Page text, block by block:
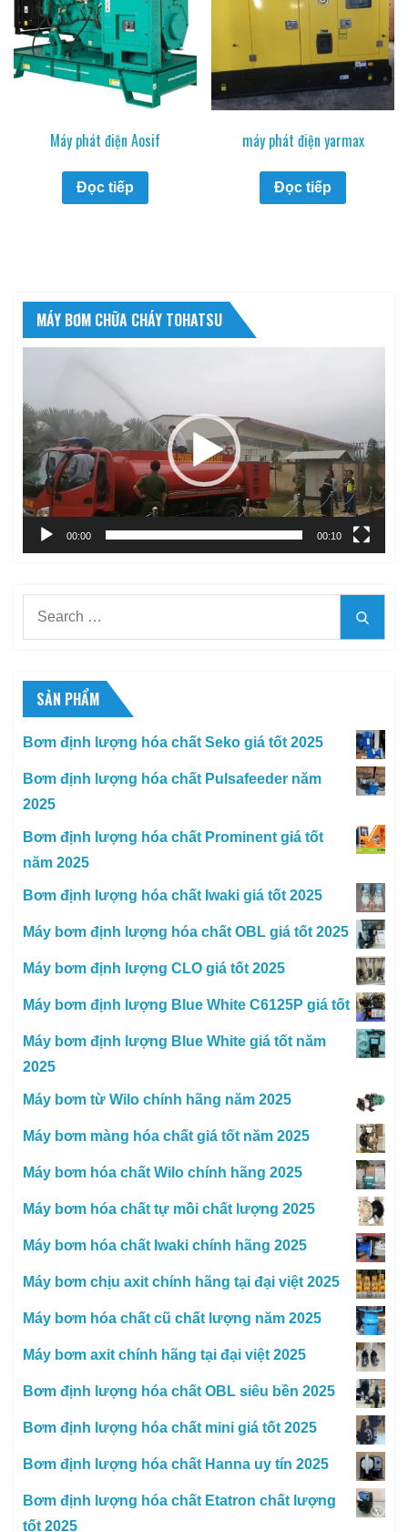
Máy phát điện Aosif
Đọc tiếp
máy phát điện yarmax
Đọc tiếp
MÁY BƠM CHỮA CHÁY TOHATSU
Video
00:00 00:10
SẢN PHẨM
Bơm định lượng hóa chất Seko giá tốt 2025
Bơm định lượng hóa chất Pulsafeeder năm
2025
Bơm định lượng hóa chất Prominent giá tốt
năm 2025
Bơm định lượng hóa chất Iwaki giá tốt 2025
Máy bơm định lượng hóa chất OBL giá tốt 2025
Máy bơm định lượng CLO giá tốt 2025
Máy bơm định lượng Blue White C6125P giá tốt
Máy bơm định lượng Blue White giá tốt năm
2025
Máy bơm từ Wilo chính hãng năm 2025
Máy bơm màng hóa chất giá tốt năm 2025
Máy bơm hóa chất Wilo chính hãng 2025
Máy bơm hóa chất tự mồi chất lượng 2025
Máy bơm hóa chất Iwaki chính hãng 2025
Máy bơm chịu axit chính hãng tại đại việt 2025
Máy bơm hóa chất cũ chất lượng năm 2025
Máy bơm axit chính hãng tại đại việt 2025
Bơm định lượng hóa chất OBL siêu bền 2025
Bơm định lượng hóa chất mini giá tốt 2025
Bơm định lượng hóa chất Hanna uy tín 2025
Bơm định lượng hóa chất Etatron chất lượng
tốt 2025